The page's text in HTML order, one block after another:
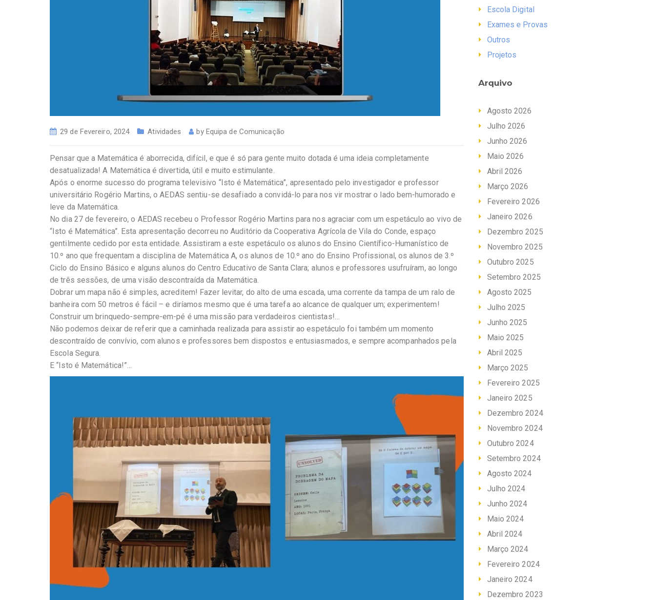
29 de Fevereiro, 2024 Atividades by Equipa de Comunicação
Pensar que a Matemática é aborrecida, difícil, e que é só para gente muito dotada é uma ideia completamente
desatualizada! A Matemática é divertida, útil e muito estimulante.
Após o enorme sucesso do programa televisivo “Isto é Matemática”, apresentado pelo investigador e professor
universitário Rogério Martins, o AEDAS sentiu-se desafiado a convidá-lo para nos vir mostrar o lado bem-humorado e
leve da Matemática.
No dia 27 de fevereiro, o AEDAS recebeu o Professor Rogério Martins para nos agraciar com um espetáculo ao vivo de
“Isto é Matemática”. Esta apresentação decorreu no Auditório da Cooperativa Agrícola de Vila do Conde, espaço
gentilmente cedido por esta entidade. Assistiram a este espetáculo os alunos do Ensino Científico-Humanístico de
10.º ano que frequentam a disciplina de Matemática A, os alunos de 10.º ano do Ensino Profissional, os alunos de 3.º
Ciclo do Ensino Básico e alguns alunos do Centro Educativo de Santa Clara; alunos e professores usufruíram, ao longo
de três sessões, de uma visão descontraída da Matemática.
Dobrar um mapa não é simples, acreditem! Fazer levitar, do alto de uma escada, uma corrente da tampa de um ralo de
banheira com 50 metros é fácil – e diríamos mesmo que é uma tarefa ao alcance de qualquer um; experimentem!
Construir um brinquedo-sempre-em-pé é uma missão para verdadeiros cientistas!…
Não podemos deixar de referir que a caminhada realizada para assistir ao espetáculo foi também um momento
descontraído de convívio, com alunos e professores bem dispostos e entusiasmados, e sempre acompanhados pela
Escola Segura.
E “Isto é Matemática!”…
Escola Digital
Exames e Provas
Outros
Projetos
Arquivo
Agosto 2026
Julho 2026
Junho 2026
Maio 2026
Abril 2026
Março 2026
Fevereiro 2026
Janeiro 2026
Dezembro 2025
Novembro 2025
Outubro 2025
Setembro 2025
Agosto 2025
Julho 2025
Junho 2025
Maio 2025
Abril 2025
Março 2025
Fevereiro 2025
Janeiro 2025
Dezembro 2024
Novembro 2024
Outubro 2024
Setembro 2024
Agosto 2024
Julho 2024
Junho 2024
Maio 2024
Abril 2024
Março 2024
Fevereiro 2024
Janeiro 2024
Dezembro 2023